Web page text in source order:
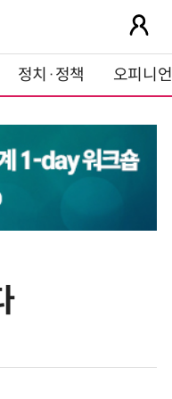
정치·정책 오피니언